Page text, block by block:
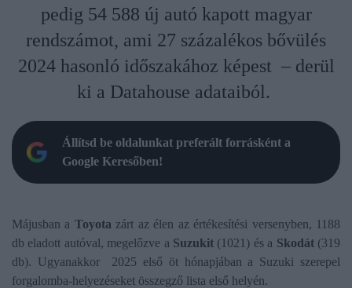
pedig 54 588 új autó kapott magyar
rendszámot, ami 27 százalékos bővülés
2024 hasonló időszakához képest – derül
ki a Datahouse adataiból.
Állítsd be oldalunkat preferált forrásként a
Google Keresőben!
Májusban a Toyota zárt az élen az értékesítési versenyben, 1188
db eladott autóval, megelőzve a Suzukit (1021) és a Skodát (319
db). Ugyanakkor 2025 első öt hónapjában a Suzuki szerepel
forgalomba-helyezéseket összegző lista első helyén.